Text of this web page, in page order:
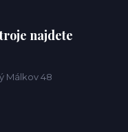
najdete
Málkov 48